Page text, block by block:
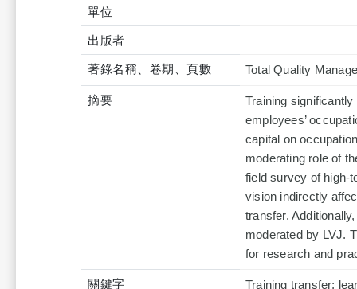
單位
出版者
著錄名稱、卷期、頁數 Total Quality
摘要
Training
employees’
capital on
moderating role of
field survey of high-
vision indirectly
transfer.
moderated by LVJ.
for research and
關鍵字 Training transfer;